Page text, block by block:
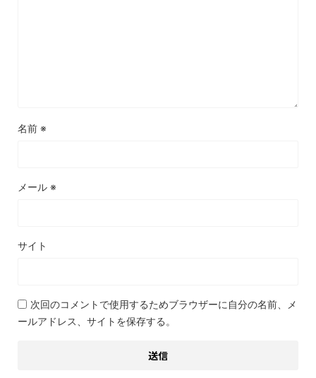
名前 ※
メール ※
サイト
次回のコメントで使用するためブラウザーに自分の名前、メ
ールアドレス、サイトを保存する。